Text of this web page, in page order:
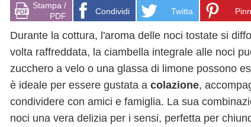
Stampa /
PDF
Condividi Twitta
Durante la cottura, l'aroma delle noci tostate si
volta raffreddata, la ciambella integrale alle noci
zucchero a velo o una glassa di limone possono
è ideale per essere gustata a colazione,
condividere con amici e famiglia. La sua
noci una vera delizia per i sensi, perfetta per